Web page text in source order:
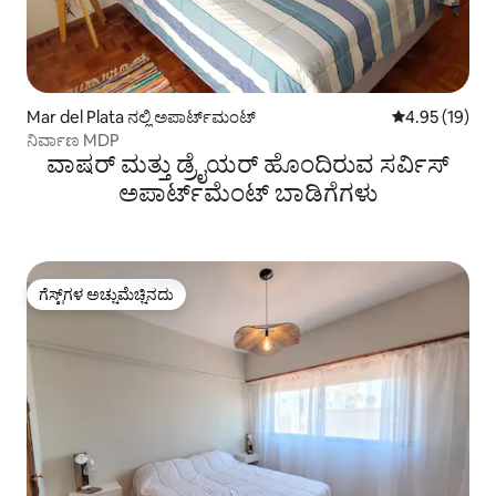
Mar del Plata ನಲ್ಲಿ ಅಪಾರ್ಟ್‌ಮಂಟ್ 5 ರಲ್ಲಿ 4.95
4.95 (19)
ನಿರ್ವಾಣ MDP
ವಾಷರ್ ಮತ್ತು ಡ್ರೈಯರ್ ಹೊಂದಿರುವ ಸರ್ವಿಸ್
ಅಪಾರ್ಟ್‌ಮೆಂಟ್ ಬಾಡಿಗೆಗಳು
ಗೆಸ್ಟ್‌ಗಳ ಅಚ್ಚುಮೆಚ್ಚಿನದು
ಗೆಸ್ಟ್‌ಗಳ ಅಚ್ಚುಮೆಚ್ಚಿನದು